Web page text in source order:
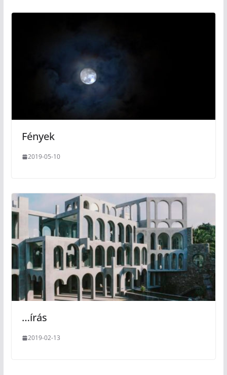
Fények
2019-05-10
…írás
2019-02-13